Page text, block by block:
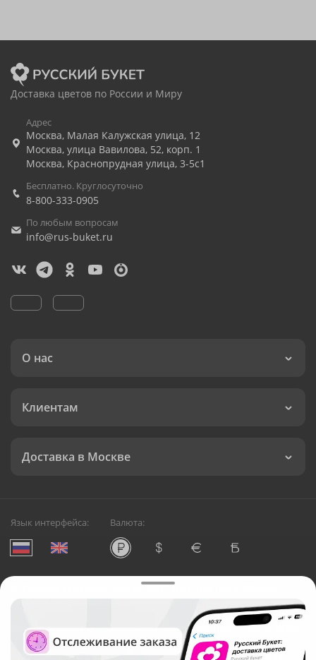
Доставка цветов по России и Миру
Адрес
Москва, Малая Калужская улица, 12
Москва, улица Вавилова, 52, корп. 1
Москва, Краснопрудная улица, 3-5с1
Бесплатно. Круглосуточно
8-800-333-0905
По любым вопросам
info@rus-buket.ru
О нас
Клиентам
Доставка в Москве
Язык интерфейса: Валюта:
Служба круглосуточной доставки цветов в Москве
Русский Букет, 2026
Общество с ограниченной ответственностью «Технология»
ОГРН: 1195476081745, ИНН: 5410081997
Юридический адрес: г. Новосибирск, ул. Ипподромская,